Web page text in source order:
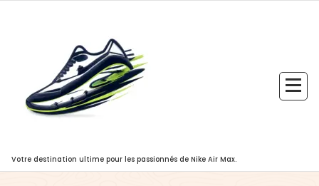
Votre destination ultime pour les passionnés de Nike Air Max.